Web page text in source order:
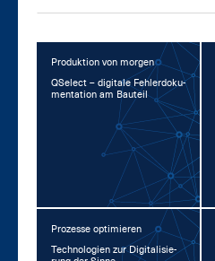
Produktion von morgen
QSelect – di­gi­ta­le Feh­ler­do­ku­
men­ta­ti­on am Bau­teil
Prozesse optimieren
Tech­no­lo­gi­en zur Di­gi­ta­li­sie­